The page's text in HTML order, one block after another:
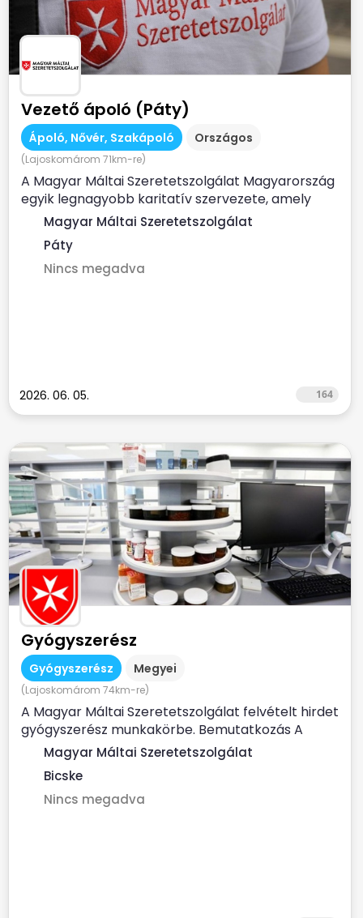
Vezető ápoló (Páty)
Ápoló, Nővér, Szakápoló Országos
(Lajoskomárom 71km-re)
A Magyar Máltai Szeretetszolgálat Magyarország
egyik legnagyobb karitatív szervezete, amely
évente több százezer...
Magyar Máltai Szeretetszolgálat
Páty
Nincs megadva
2026. 06. 05. 164
Gyógyszerész
Gyógyszerész Megyei
(Lajoskomárom 74km-re)
A Magyar Máltai Szeretetszolgálat felvételt hirdet
gyógyszerész munkakörbe. Bemutatkozás A
Magyar...
Magyar Máltai Szeretetszolgálat
Bicske
Nincs megadva